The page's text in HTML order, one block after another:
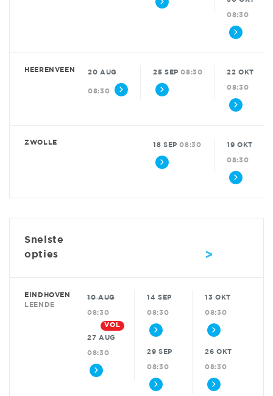
08:30
HEERENVEEN 20 AUG
08:30
25 SEP 08:30 22 OKT
08:30
ZWOLLE 18 SEP 08:30 19 OKT
08:30
Snelste
opties
>
EINDHOVEN
LEENDE
10 AUG
08:30
VOL
27 AUG
08:30
14 SEP
08:30
29 SEP
08:30
13 OKT
08:30
26 OKT
08:30